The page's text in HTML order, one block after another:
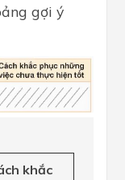
gợi ý
khắc